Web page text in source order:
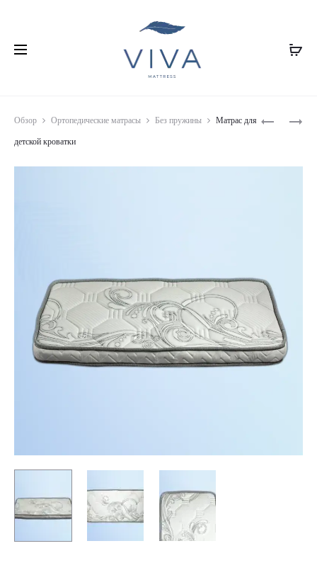
VISCO
Обзор Ортопедические матрасы Без пружины
Матрас для
детской кроватки